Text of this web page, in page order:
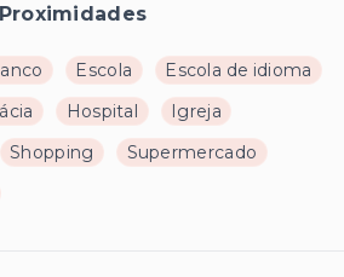
Proximidades
Escola
Escola de idioma
Hospital
Igreja
Shopping
Supermercado